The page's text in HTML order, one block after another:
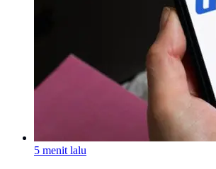
5 menit lalu